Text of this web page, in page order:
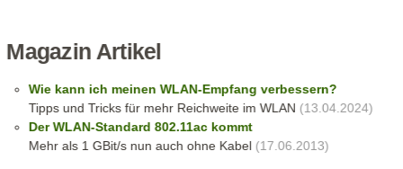
Magazin Artikel
Wie kann ich meinen WLAN-Empfang verbessern?
Tipps und Tricks für mehr Reichweite im WLAN (13.04.2024)
Der WLAN-Standard 802.11ac kommt
Mehr als 1 GBit/s nun auch ohne Kabel(17.06.2013)